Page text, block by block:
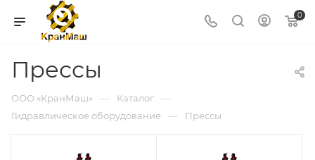
0
Прессы
ООО «КранМаш» — Каталог —
Гидравлическое оборудование — Прессы